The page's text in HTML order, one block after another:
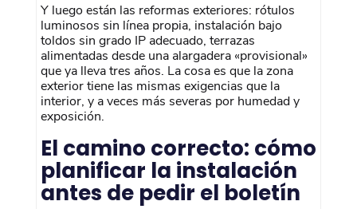
Y luego están las reformas exteriores: rótulos
luminosos sin línea propia, instalación bajo
toldos sin grado IP adecuado, terrazas
alimentadas desde una alargadera «provisional»
que ya lleva tres años. La cosa es que la zona
exterior tiene las mismas exigencias que la
interior, y a veces más severas por humedad y
exposición.
El camino correcto: cómo
planificar la instalación
antes de pedir el boletín